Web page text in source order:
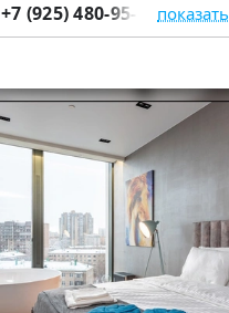
+7 (925) 480-95-17 показать